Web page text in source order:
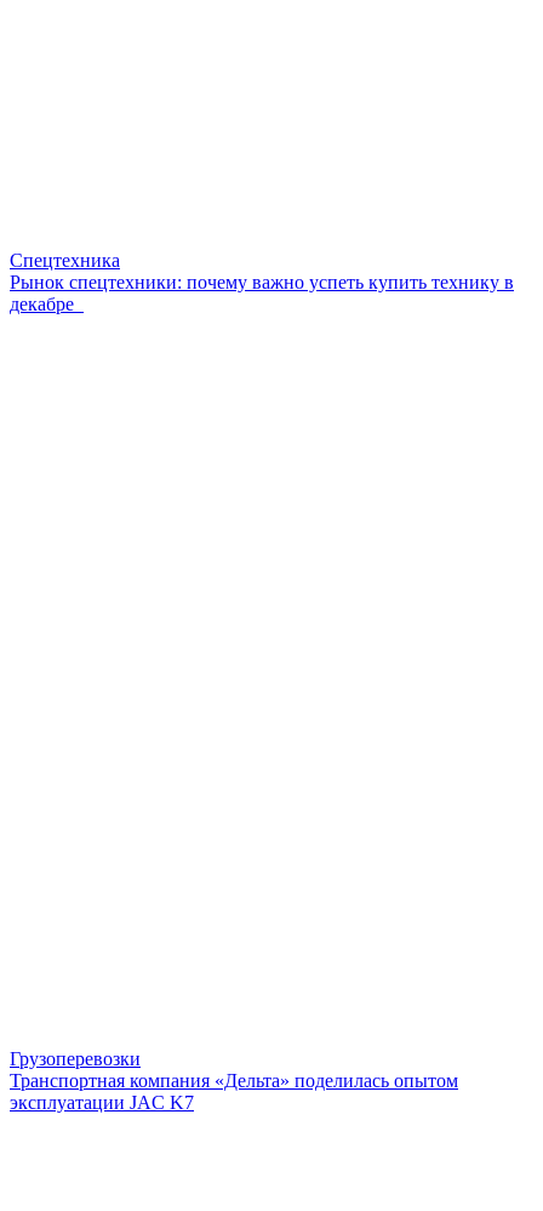
Спецтехника
Рынок спецтехники: почему важно успеть купить технику в
декабре
Грузоперевозки
Транспортная компания «Дельта» поделилась опытом
эксплуатации JAC K7